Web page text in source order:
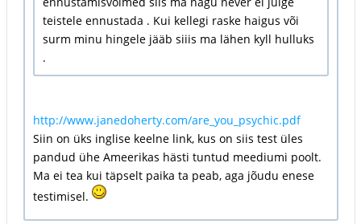
teistele ennustada . Kui kellegi raske haigus või
surm minu hingele jääb siiis ma lähen kyll hulluks
.
http://www.janedoherty.com/are_you_psychic.pdf
Siin on üks inglise keelne link, kus on siis test üles
pandud ühe Ameerikas hästi tuntud meediumi poolt.
Ma ei tea kui täpselt paika ta peab, aga jõudu enese
testimisel.